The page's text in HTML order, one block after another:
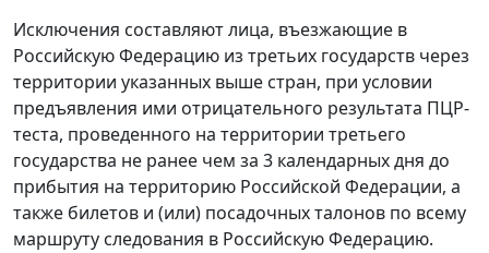
Исключения составляют лица, въезжающие в
Российскую Федерацию из третьих государств через
территории указанных выше стран, при условии
предъявления ими отрицательного результата ПЦР-
теста, проведенного на территории третьего
государства не ранее чем за 3 календарных дня до
прибытия на территорию Российской Федерации, а
также билетов и (или) посадочных талонов по всему
маршруту следования в Российскую Федерацию.